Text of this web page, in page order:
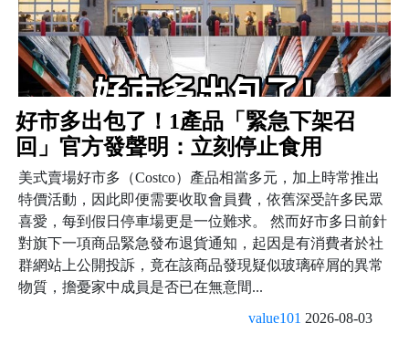
好市多出包了！1產品「緊急下架召
回」官方發聲明：立刻停止食用
美式賣場好市多（Costco）產品相當多元，加上時常推出
特價活動，因此即便需要收取會員費，依舊深受許多民眾
喜愛，每到假日停車場更是一位難求。 然而好市多日前針
對旗下一項商品緊急發布退貨通知，起因是有消費者於社
群網站上公開投訴，竟在該商品發現疑似玻璃碎屑的異常
物質，擔憂家中成員是否已在無意間...
value101 2026-08-03